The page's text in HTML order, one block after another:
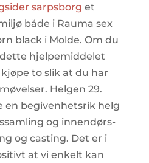
sarpsborg et
både i Rauma sex
black i Molde. Om du
hjelpemiddelet
to slik at du har
Helgen 29.
en begivenhetsrik helg
og innendørs-
og casting. Det er i
at vi enkelt kan